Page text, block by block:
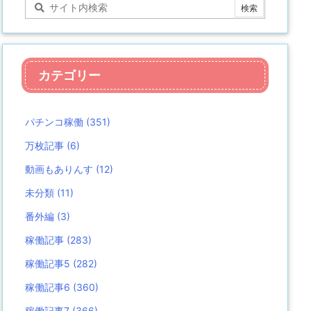
カテゴリー
パチンコ稼働 (351)
万枚記事 (6)
動画もありんす (12)
未分類 (11)
番外編 (3)
稼働記事 (283)
稼働記事5 (282)
稼働記事6 (360)